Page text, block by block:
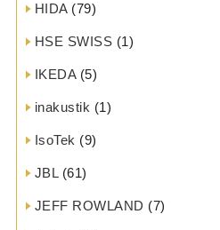
HIDA(79)
HSE SWISS (1)
IKEDA(5)
inakustik (1)
IsoTek (9)
JBL(61)
JEFF ROWLAND (7)